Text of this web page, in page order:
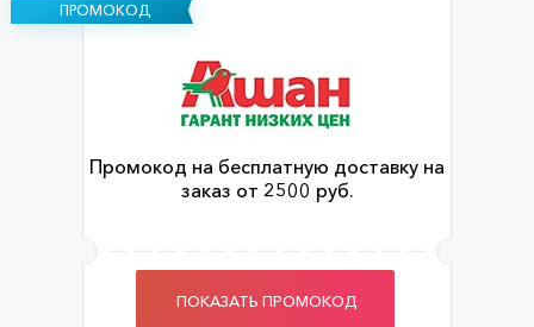
ПРОМОКОД
Промокод на бесплатную доставку на
заказ от 2500 руб.
ПОКАЗАТЬ ПРОМОКОД